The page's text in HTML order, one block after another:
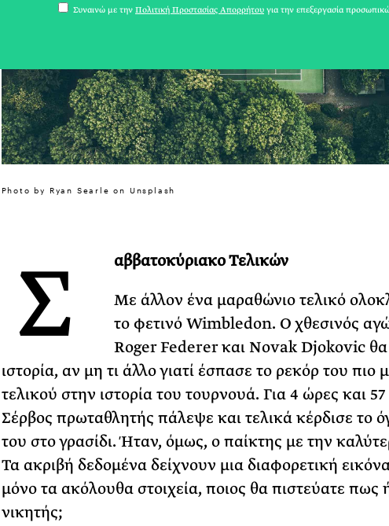
Photo by Ryan Searle on Unsplash
Σ
αββατοκύριακο Τελικών
Με άλλον ένα μαραθώνιο τελικό
το φετινό Wimbledon. Ο χθεσινός
Roger Federer και Novak Djokovic θα
ιστορία, αν μη τι άλλο γιατί έσπασε το ρεκόρ του πιο
τελικού στην ιστορία του τουρνουά. Για 4 ώρες και
Σέρβος πρωταθλητής πάλεψε και τελικά κέρδισε το
του στο γρασίδι. Ήταν, όμως, ο παίκτης με την
Τα ακριβή δεδομένα δείχνουν μια διαφορετική
μόνο τα ακόλουθα στοιχεία, ποιος θα πιστεύατε πως
νικητής;
Το
Ακόμη
ΡΙΑ ΣΠΥΡΟΥ
Συναινώ με την Πολιτική Προστασίας Απορρήτου για την επεξεργασία